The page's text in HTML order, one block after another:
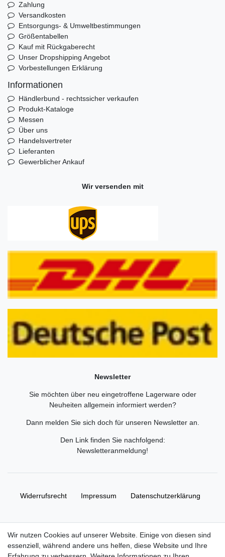
Zahlung
Versandkosten
Entsorgungs- & Umweltbestimmungen
Größentabellen
Kauf mit Rückgaberecht
Unser Dropshipping Angebot
Vorbestellungen Erklärung
Informationen
Händlerbund - rechtssicher verkaufen
Produkt-Kataloge
Messen
Über uns
Handelsvertreter
Lieferanten
Gewerblicher Ankauf
Wir versenden mit
Newsletter
Sie möchten über neu eingetroffene Lagerware oder
Neuheiten allgemein informiert werden?
Dann melden Sie sich doch für unseren Newsletter an.
Den Link finden Sie nachfolgend:
Newsletteranmeldung!
Widerrufs­recht Impressum Daten­schutz­erklärung
© Copyright 2026 | Alle Rechte vorbehalten. HL-
Wir nutzen Cookies auf unserer Website. Einige von diesen sind
essenziell, während andere uns helfen, diese Website und Ihre